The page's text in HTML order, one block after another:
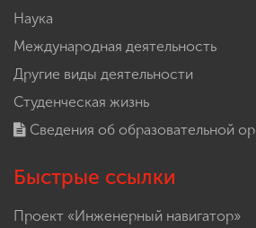
Наука
Международная деятельность
Другие виды деятельности
Студенческая жизнь
Сведения об образовательной
Быстрые ссылки
Проект «Инженерный навигатор»